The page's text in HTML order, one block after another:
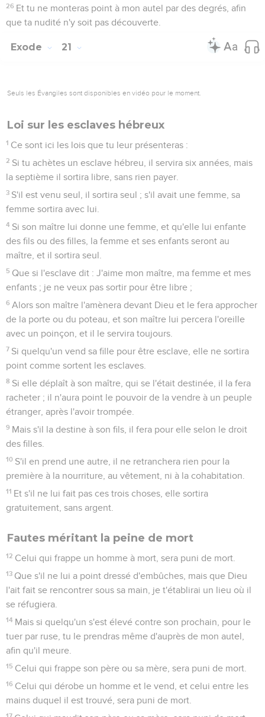
26 Et tu ne monteras point à mon autel par des degrés, afin
que ta nudité n'y soit pas découverte.
Exode 21
Seuls les Évangiles sont disponibles en vidéo pour le moment.
Loi sur les esclaves hébreux
1 Ce sont ici les lois que tu leur présenteras :
2 Si tu achètes un esclave hébreu, il servira six années, mais
la septième il sortira libre, sans rien payer.
3 S'il est venu seul, il sortira seul ; s'il avait une femme, sa
femme sortira avec lui.
4 Si son maître lui donne une femme, et qu'elle lui enfante
des fils ou des filles, la femme et ses enfants seront au
maître, et il sortira seul.
5 Que si l'esclave dit : J'aime mon maître, ma femme et mes
enfants ; je ne veux pas sortir pour être libre ;
6 Alors son maître l'amènera devant Dieu et le fera approcher
de la porte ou du poteau, et son maître lui percera l'oreille
avec un poinçon, et il le servira toujours.
7 Si quelqu'un vend sa fille pour être esclave, elle ne sortira
point comme sortent les esclaves.
8 Si elle déplaît à son maître, qui se l'était destinée, il la fera
racheter ; il n'aura point le pouvoir de la vendre à un peuple
étranger, après l'avoir trompée.
9 Mais s'il la destine à son fils, il fera pour elle selon le droit
des filles.
10 S'il en prend une autre, il ne retranchera rien pour la
première à la nourriture, au vêtement, ni à la cohabitation.
11 Et s'il ne lui fait pas ces trois choses, elle sortira
gratuitement, sans argent.
Fautes méritant la peine de mort
12 Celui qui frappe un homme à mort, sera puni de mort.
13 Que s'il ne lui a point dressé d'embûches, mais que Dieu
l'ait fait se rencontrer sous sa main, je t'établirai un lieu où il
se réfugiera.
14 Mais si quelqu'un s'est élevé contre son prochain, pour le
tuer par ruse, tu le prendras même d'auprès de mon autel,
afin qu'il meure.
15 Celui qui frappe son père ou sa mère, sera puni de mort.
16 Celui qui dérobe un homme et le vend, et celui entre les
mains duquel il est trouvé, sera puni de mort.
17